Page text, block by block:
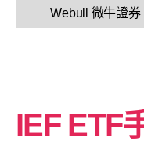
Webull 微牛證券
IEF ETF